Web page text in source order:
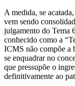
A medida, se
vem sendo
julgamento do Tema
conhecido como a
ICMS não compõe a
se enquadrar no
que pressupõe o
definitivamente ao